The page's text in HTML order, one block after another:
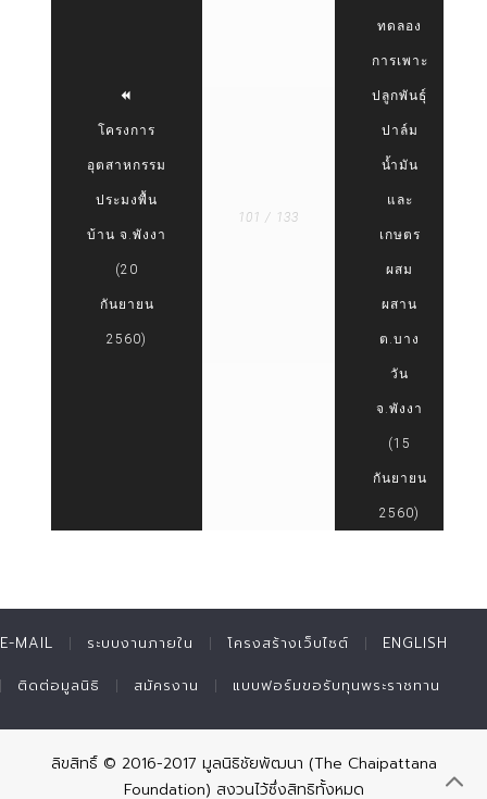
โครงการ
อุตสาหกรรม
ประมงพื้น
บ้าน จ.พังงา
(20
กันยายน
2560)
101 / 133
ทดลอง
การเพาะ
ปลูกพันธุ์
ปาล์ม
น้ำมัน
และ
เกษตร
ผสม
ผสาน
ต.บาง
วัน
จ.พังงา
(15
กันยายน
2560)
E-MAIL ระบบงานภายใน โครงสร้างเว็บไซต์ ENGLISH
ติดต่อมูลนิธิ สมัครงาน แบบฟอร์มขอรับทุนพระราชทาน
ลิขสิทธิ์ © 2016-2017 มูลนิธิชัยพัฒนา (The Chaipattana
Foundation) สงวนไว้ซึ่งสิทธิทั้งหมด